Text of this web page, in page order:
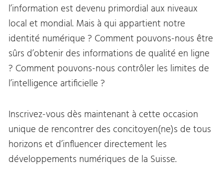
l’information est devenu primordial aux niveaux
local et mondial. Mais à qui appartient notre
identité numérique ? Comment pouvons-nous être
sûrs d’obtenir des informations de qualité en ligne
? Comment pouvons-nous contrôler les limites de
l’intelligence artificielle ?
Inscrivez-vous dès maintenant à cette occasion
unique de rencontrer des concitoyen(ne)s de tous
horizons et d’influencer directement les
développements numériques de la Suisse.